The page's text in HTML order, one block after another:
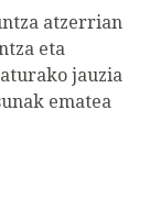
atzerrian
eta
jauzia
ematea